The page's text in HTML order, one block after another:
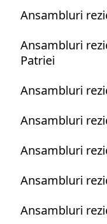
Ansambluri
Ansambluri
Patriei
Ansambluri
Ansambluri
Ansambluri
Ansambluri
Ansambluri